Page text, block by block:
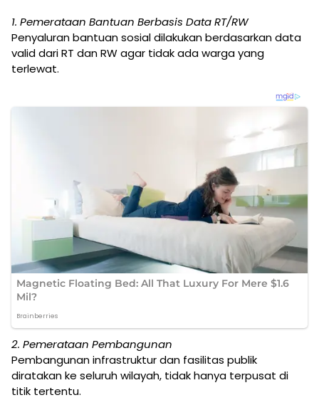
1. Pemerataan Bantuan Berbasis Data RT/RW
Penyaluran bantuan sosial dilakukan berdasarkan data
valid dari RT dan RW agar tidak ada warga yang
terlewat.
2. Pemerataan Pembangunan
Pembangunan infrastruktur dan fasilitas publik
diratakan ke seluruh wilayah, tidak hanya terpusat di
titik tertentu.